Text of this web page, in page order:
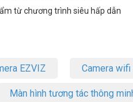
dây hiện có sang mạng Wi-Fi.
từ chương trình siêu hấp dẫn
EZVIZ Camera
Màn hình tương tác thông